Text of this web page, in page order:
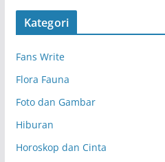
s
Kategori
Fans Write
Flora Fauna
Foto dan Gambar
Hiburan
Horoskop dan Cinta